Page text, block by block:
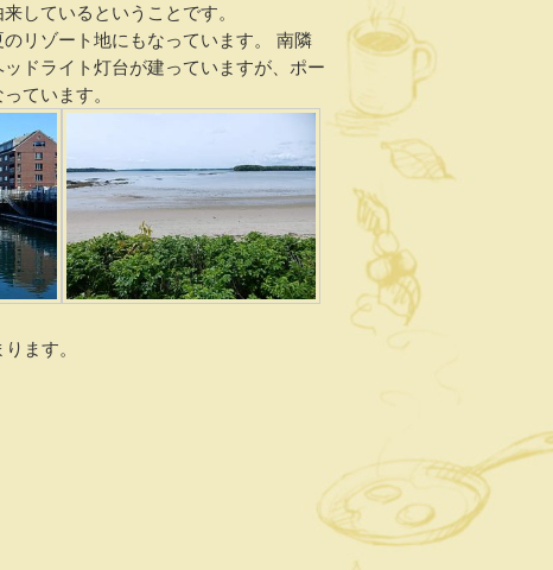
しているということです。
リゾート地にもなっています。 南隣
ドライト灯台が建っていますが、ポー
ています。
ます。